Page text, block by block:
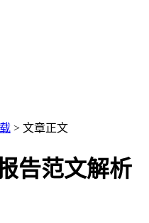
> 文章正文
告范文解析